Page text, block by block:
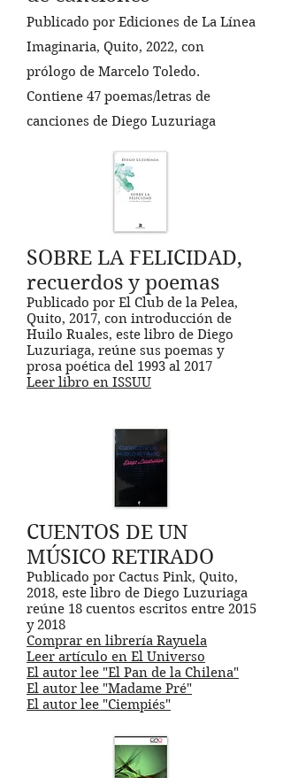
Publicado por Ediciones de La Línea
Imaginaria, Quito, 2022, con
prólogo de Marcelo Toledo.
Contiene 47 poemas/letras de
canciones de Diego Luzuriaga
SOBRE LA FELICIDAD,
recuerdos y poemas
Publicado por El Club de la Pelea,
Quito, 2017, con introducción de
Huilo Ruales, este libro de Diego
Luzuriaga, reúne sus poemas y
prosa poética del 1993 al 2017
Leer libro en ISSUU
CUENTOS DE UN
MÚSICO RETIRADO
Publicado por Cactus Pink, Quito,
2018, este libro de Diego Luzuriaga
reúne 18 cuentos escritos entre 2015
y 2018
Comprar en librería Rayuela
Leer artículo en El Universo
El autor lee "El Pan de la Chilena"
El autor lee "Madame Pré"
El autor lee "Ciempiés"